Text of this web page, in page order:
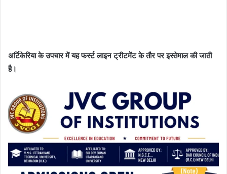
अर्टिकेरिया के उपचार में यह फर्स्ट लाइन ट्रीटमेंट के तौर पर इस्तेमाल की जाती
है।